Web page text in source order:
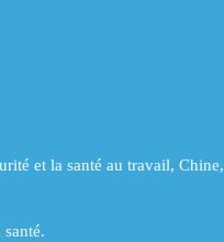
et la santé au travail, Chine,